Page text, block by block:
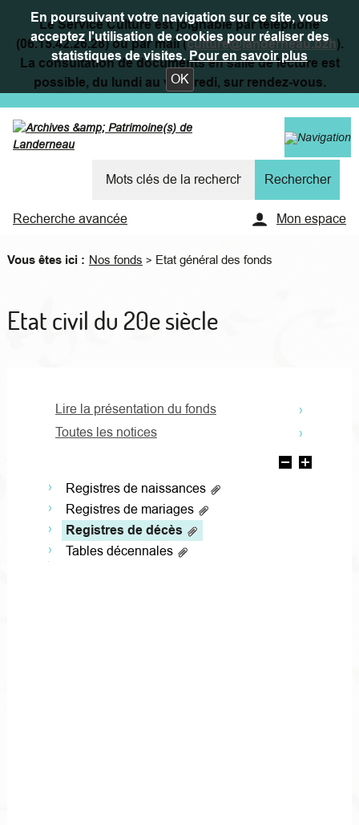
En poursuivant votre navigation sur ce site, vous
acceptez l'utilisation de cookies pour réaliser des
statistiques de visites.Pour en savoir plus
OK
Le Service Culture est joignable par téléphone
(06.15.42.26.28) ou par mail (culture@landerneau.bzh).
La consultation de documents en salle de lecture est
possible, du lundi au vendredi, sur rendez-vous.
Recherche avancée Mon espace
Vous êtes ici : Nos fonds > Etat général des fonds
Etat civil du 20e siècle
Lire la présentation du fonds
Toutes les notices
Registres de naissances
Registres de mariages
Registres de décès
Tables décennales